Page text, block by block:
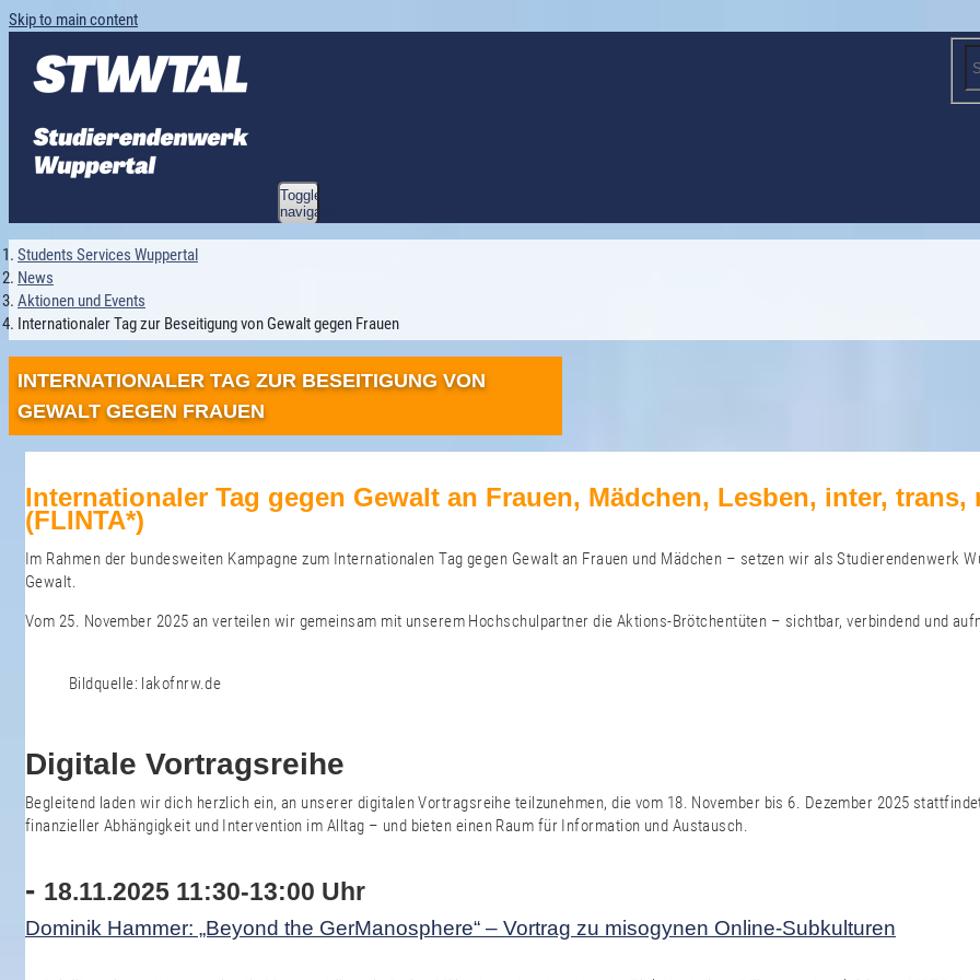
Skip to main content
Toggle
navigation
Students Services Wuppertal
News
Aktionen und Events
Internationaler Tag zur Beseitigung von Gewalt gegen Frauen
INTERNATIONALER TAG ZUR BESEITIGUNG VON
GEWALT GEGEN FRAUEN
Internationaler Tag gegen Gewalt an Frauen, Mädchen, Lesben, inter, trans,
(FLINTA*)
Im Rahmen der bundesweiten Kampagne zum Internationalen Tag gegen Gewalt an Frauen und Mädchen – setzen wir als Studierendenwerk
Gewalt.
Vom 25. November 2025 an verteilen wir gemeinsam mit unserem Hochschulpartner die Aktions-Brötchentüten – sichtbar, verbindend und
Bildquelle: lakofnrw.de
Digitale Vortragsreihe
Begleitend laden wir dich herzlich ein, an unserer digitalen Vortragsreihe teilzunehmen, die vom 18. November bis 6. Dezember 2025
finanzieller Abhängigkeit und Intervention im Alltag – und bieten einen Raum für Information und Austausch.
- 18.11.2025 11:30-13:00 Uhr
Dominik Hammer: „Beyond the GerManosphere“ – Vortrag zu misogynen Online-Subkulturen